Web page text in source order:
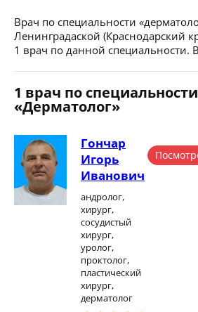
Врач по специальности
Ленинградаской (Краснодарский
1 врач по данной специальности.
1 врач по специальности
«Дерматолог»
Гончар
Игорь
Иванович
андролог,
хирург,
сосудистый
хирург,
уролог,
проктолог,
пластический
хирург,
дерматолог